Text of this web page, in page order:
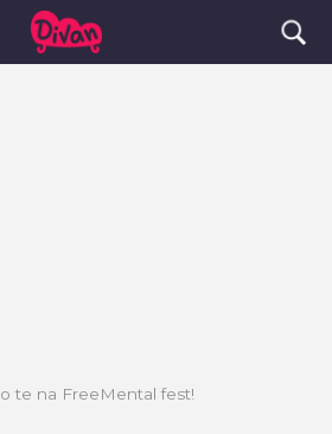
te na FreeMental fest!